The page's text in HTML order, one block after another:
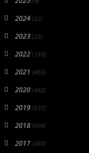
2024(22)
2023(23)
2022(193)
2021 (403)
2020(482)
2019(637)
2018(604)
2017(580)